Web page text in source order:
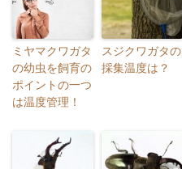
ミヤマクワガタ
の幼虫を飼育の
ポイントの一つ
は温度管理！
スジクワガタの
採集温度は？